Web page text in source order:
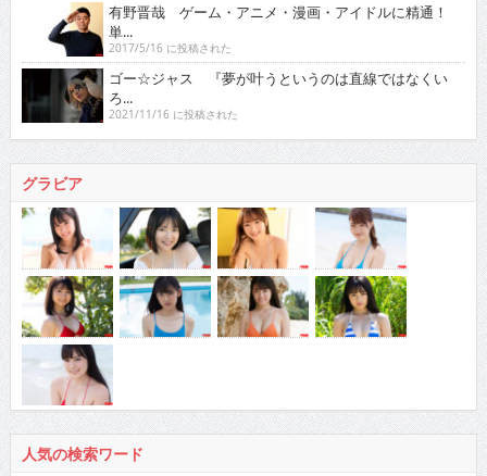
有野晋哉 ゲーム・アニメ・漫画・アイドルに精通！
単...
2017/5/16 に投稿された
ゴー☆ジャス 『夢が叶うというのは直線ではなくい
ろ...
2021/11/16 に投稿された
グラビア
人気の検索ワード